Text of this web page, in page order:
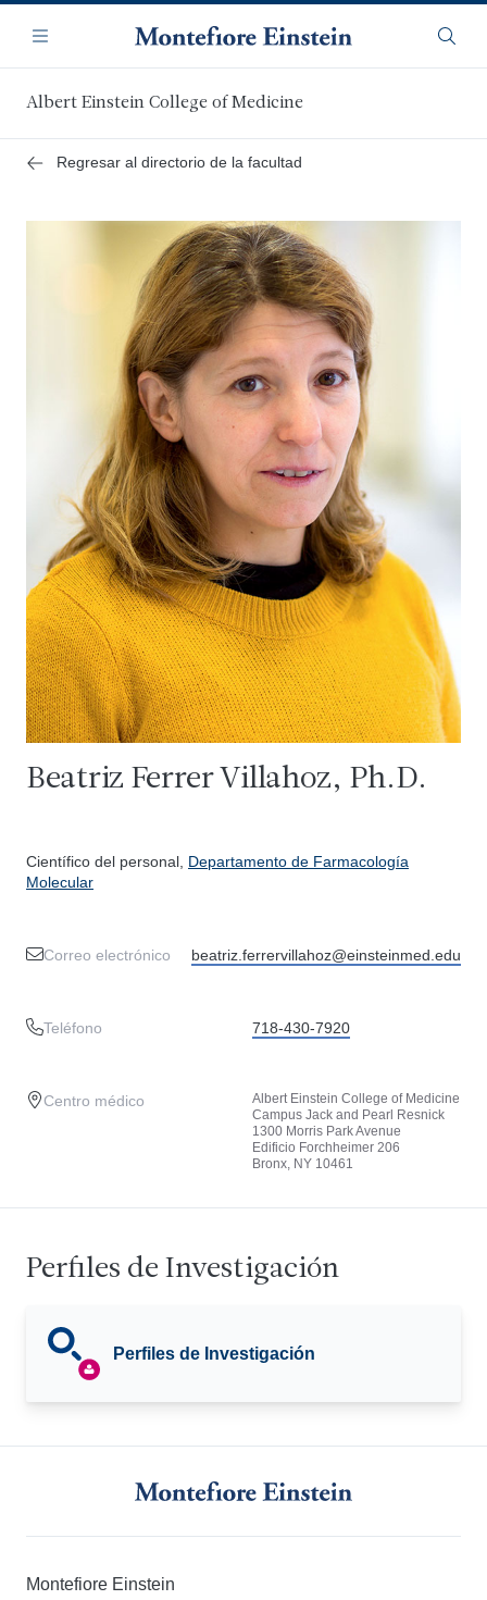
contenido
principal
Navegación
Menú
Albert Einstein College of Medicine
Regresar al directorio de la facultad
Beatriz Ferrer Villahoz, Ph.D.
Científico del personal, Departamento de Farmacología
Molecular
Correo electrónico beatriz.ferrervillahoz@einsteinmed.edu
Teléfono 718-430-7920
Centro médico
Albert Einstein College of Medicine
Campus Jack and Pearl Resnick
1300 Morris Park Avenue
Edificio Forchheimer 206
Bronx, NY 10461
Perfiles de Investigación
Perfiles de Investigación
Montefiore Einstein